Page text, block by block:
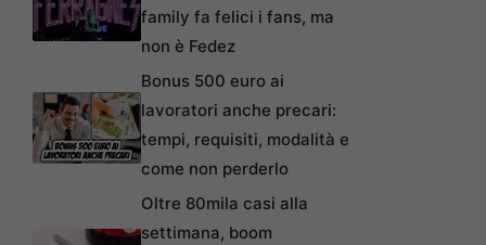
family fa felici i fans, ma
non è Fedez
Bonus 500 euro ai
lavoratori anche precari:
tempi, requisiti, modalità e
come non perderlo
Oltre 80mila casi alla
settimana, boom